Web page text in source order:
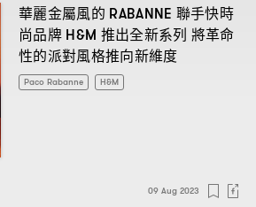
華麗金屬風的 RABANNE 聯手快時
尚品牌H&M 推出全新系列 將革命
性的派對風格推向新維度
Paco Rabanne H&M
09 Aug 2023